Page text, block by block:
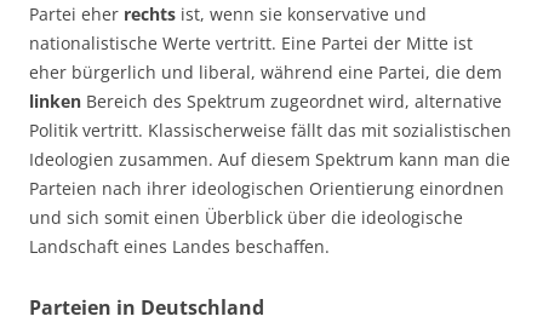
Partei eher rechts ist, wenn sie konservative und
nationalistische Werte vertritt. Eine Partei der Mitte ist
eher bürgerlich und liberal, während eine Partei, die dem
linken Bereich des Spektrum zugeordnet wird, alternative
Politik vertritt. Klassischerweise fällt das mit sozialistischen
Ideologien zusammen. Auf diesem Spektrum kann man die
Parteien nach ihrer ideologischen Orientierung einordnen
und sich somit einen Überblick über die ideologische
Landschaft eines Landes beschaffen.
Parteien in Deutschland